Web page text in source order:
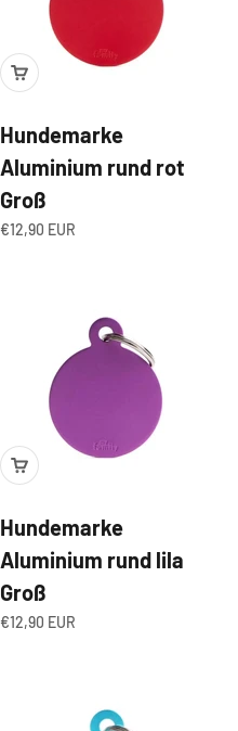
Hundemarke
Aluminium rund rot
Groß
Angebot
€12,90 EUR
Hundemarke
Aluminium rund lila
Groß
Angebot
€12,90 EUR